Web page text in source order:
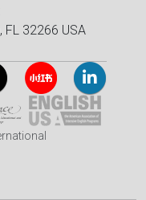
FL 32266 USA